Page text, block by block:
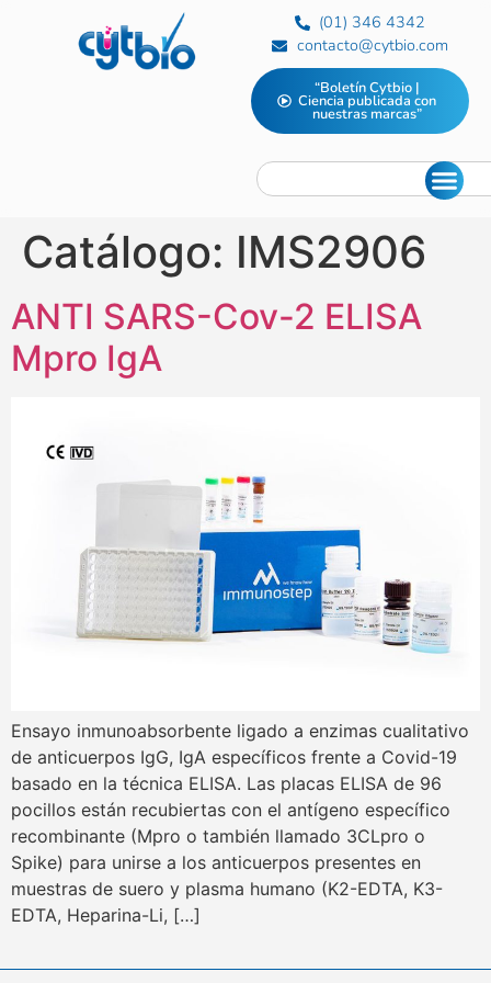
(01) 346 4342
contacto@cytbio.com
“Boletín Cytbio |
Ciencia publicada con
nuestras marcas”
Catálogo: IMS2906
ANTI SARS-Cov-2 ELISA
Mpro IgA
Ensayo inmunoabsorbente ligado a enzimas cualitativo
de anticuerpos IgG, IgA específicos frente a Covid-19
basado en la técnica ELISA. Las placas ELISA de 96
pocillos están recubiertas con el antígeno específico
recombinante (Mpro o también llamado 3CLpro o
Spike) para unirse a los anticuerpos presentes en
muestras de suero y plasma humano (K2-EDTA, K3-
EDTA, Heparina-Li, […]